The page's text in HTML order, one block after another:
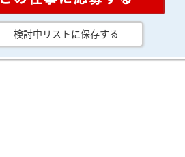
検討中リストに保存する